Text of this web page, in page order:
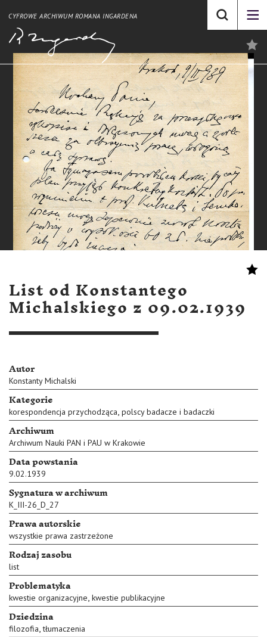
CYFROWE ARCHIWUM ROMANA INGARDENA
List od Konstantego
Michalskiego z 09.02.1939
Autor
Konstanty Michalski
Kategorie
korespondencja przychodząca, polscy badacze i badaczki
Archiwum
Archiwum Nauki PAN i PAU w Krakowie
Data powstania
9.02.1939
Sygnatura w archiwum
K_III-26_D_27
Prawa autorskie
wszystkie prawa zastrzeżone
Rodzaj zasobu
list
Problematyka
kwestie organizacyjne, kwestie publikacyjne
Dziedzina
filozofia,tłumaczenia